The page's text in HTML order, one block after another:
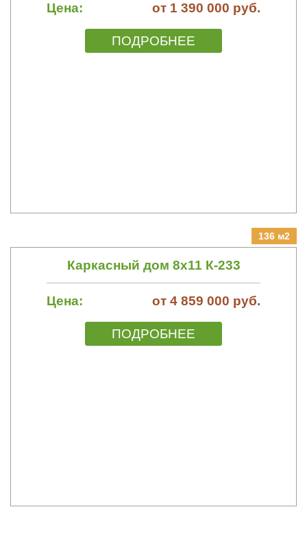
Цена: от 1 390 000 руб.
ПОДРОБНЕЕ
136 м2
Каркасный дом 8х11 К-233
Цена: от 4 859 000 руб.
ПОДРОБНЕЕ